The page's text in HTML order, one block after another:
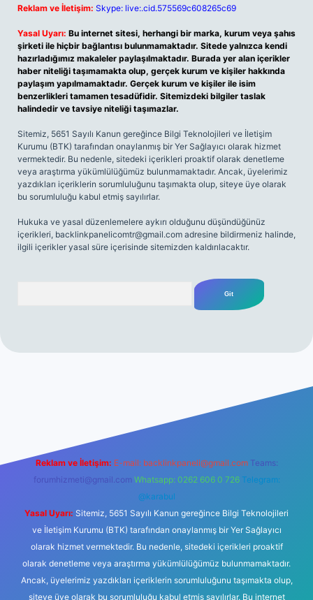
Reklam ve İletişim: Skype: live:.cid.575569c608265c69
Yasal Uyarı: Bu internet sitesi, herhangi bir marka, kurum veya şahıs
şirketi ile hiçbir bağlantısı bulunmamaktadır. Sitede yalnızca kendi
hazırladığımız makaleler paylaşılmaktadır. Burada yer alan içerikler
haber niteliği taşımamakta olup, gerçek kurum ve kişiler hakkında
paylaşım yapılmamaktadır. Gerçek kurum ve kişiler ile isim
benzerlikleri tamamen tesadüfidir. Sitemizdeki bilgiler taslak
halindedir ve tavsiye niteliği taşımazlar.
Sitemiz, 5651 Sayılı Kanun gereğince Bilgi Teknolojileri ve İletişim
Kurumu (BTK) tarafından onaylanmış bir Yer Sağlayıcı olarak hizmet
vermektedir. Bu nedenle, sitedeki içerikleri proaktif olarak denetleme
veya araştırma yükümlülüğümüz bulunmamaktadır. Ancak, üyelerimiz
yazdıkları içeriklerin sorumluluğunu taşımakta olup, siteye üye olarak
bu sorumluluğu kabul etmiş sayılırlar.
Hukuka ve yasal düzenlemelere aykırı olduğunu düşündüğünüz
içerikleri, backlinkpanelicomtr@gmail.com adresine bildirmeniz halinde,
ilgili içerikler yasal süre içerisinde sitemizden kaldırılacaktır.
Reklam ve İletişim: E-mail: backlinkpaneli@gmail.com Teams:
forumhizmeti@gmail.com Whatsapp: 0262 606 0 726 Telegram:
@karabul
Yasal Uyarı: Sitemiz, 5651 Sayılı Kanun gereğince Bilgi Teknolojileri
ve İletişim Kurumu (BTK) tarafından onaylanmış bir Yer Sağlayıcı
olarak hizmet vermektedir. Bu nedenle, sitedeki içerikleri proaktif
olarak denetleme veya araştırma yükümlülüğümüz bulunmamaktadır.
Ancak, üyelerimiz yazdıkları içeriklerin sorumluluğunu taşımakta olup,
siteye üye olarak bu sorumluluğu kabul etmiş sayılırlar. Bu internet